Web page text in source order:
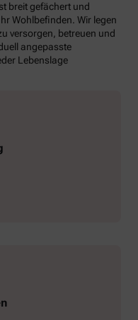
breit gefächert und
Wohlbefinden. Wir legen
versorgen, betreuen und
angepasste
Lebenslage